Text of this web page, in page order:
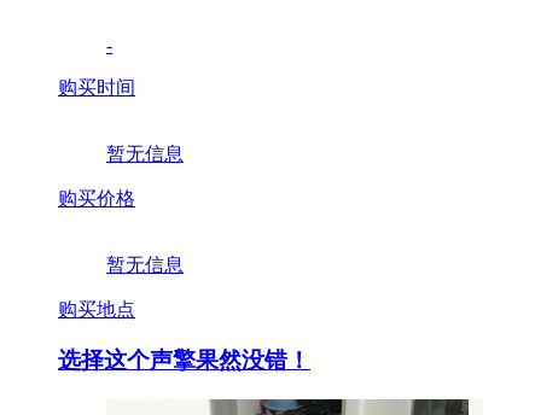
-
购买时间
暂无信息
购买价格
暂无信息
购买地点
选择这个声擎果然没错！